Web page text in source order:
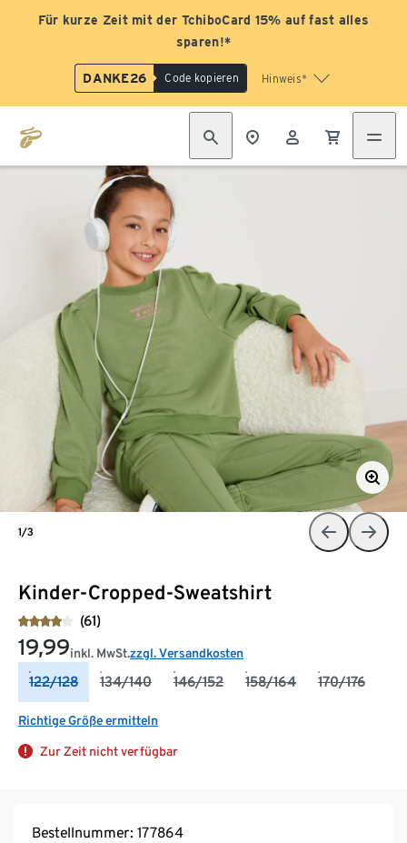
Für kurze Zeit mit der TchiboCard 15% auf fast alles
sparen!*
DANKE26 Code kopieren Hinweis*
Kinder-Cropped-Sweatshirt
(61)
19,99inkl. MwSt.zzgl. Versandkosten
122/128 134/140 146/152 158/164 170/176
Richtige Größe ermitteln
Zur Zeit nicht verfügbar
1/3
Bestellnummer: 177864